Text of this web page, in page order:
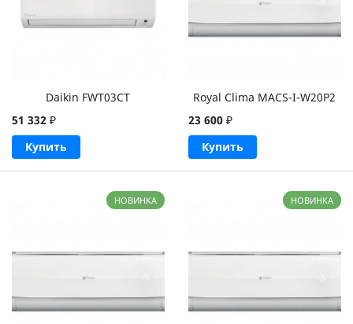
Daikin FWT03CT
51 332 ₽
Купить
Royal Clima MACS-I-W20P2
23 600₽
Купить
НОВИНКА НОВИНКА